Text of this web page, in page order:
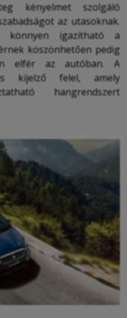
kényelmet szolgáló
az utasoknak.
könnyen igazítható a
köszönhetően pedig
elfér az autóban. A
kijelző felel, amely
hangrendszert